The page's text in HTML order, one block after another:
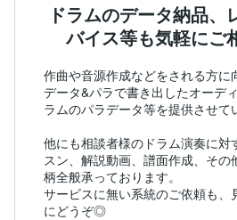
ドラムのデータ納品、
バイス等も気軽に
作曲や音源作成などをされる方に
データ&パラで書き出したオーデ
ラムのパラデータ等を提供させ
他にも相談者様のドラム演奏に対
スン、解説動画、譜面作成、その
柄全般承っております。
サービスに無い系統のご依頼も、
にどうぞ◎